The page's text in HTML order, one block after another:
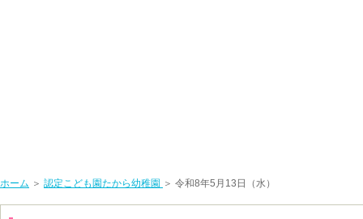
ホーム ＞ 認定こども園たから幼稚園 ＞ 令和8年5月13日（水）